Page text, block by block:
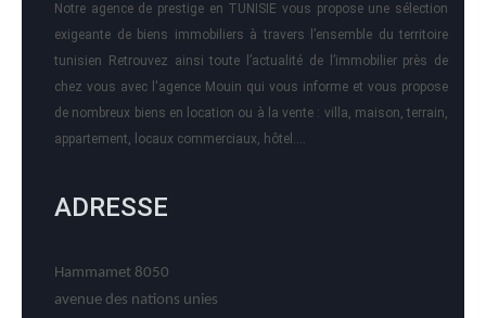
Notre agence de prestige en TUNISIE vous propose une sélection
exigeante de biens immobiliers à travers l’ensemble du territoire
tunisien Retrouvez ainsi toute l’actualité de l’immobilier près de
chez vous avec l'agence Mouin qui vous informe et vous propose
de nombreux biens en location ou à la vente : villa, maison, terrain,
appartement, locaux commerciaux, hôtel….
ADRESSE
Hammamet 8050
avenue des nations unies